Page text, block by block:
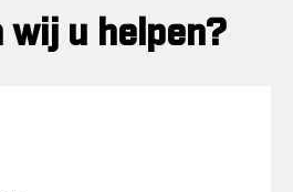
wij u helpen?